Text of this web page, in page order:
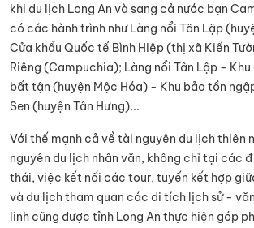
khi du lịch Long An và sang cả nước bạn
có các hành trình như Làng nổi Tân Lập
Cửa khẩu Quốc tế Bình Hiệp (thị xã Kiến
Riêng (Campuchia); Làng nổi Tân Lập -
bất tận (huyện Mộc Hóa) - Khu bảo tồn
Sen (huyện Tân Hưng)...
Với thế mạnh cả về tài nguyên du lịch thiên
nguyên du lịch nhân văn, không chỉ tại các
thái, việc kết nối các tour, tuyến kết hợp
và du lịch tham quan các di tích lịch sử -
linh cũng được tỉnh Long An thực hiện góp